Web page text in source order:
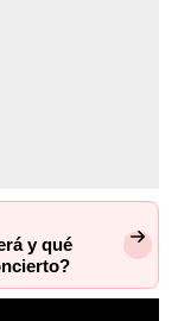
y qué